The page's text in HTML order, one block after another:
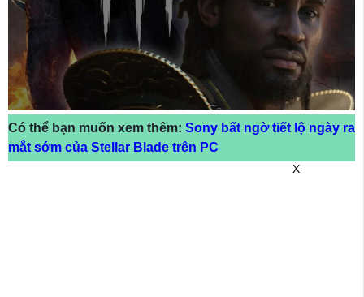
Có thể bạn muốn xem thêm: Sony bất ngờ tiết lộ ngày ra
mắt sớm của Stellar Blade trên PC
X